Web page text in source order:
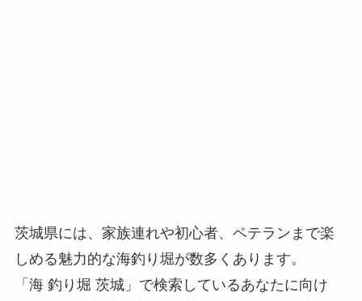
茨城県には、家族連れや初心者、ベテランまで楽
しめる魅力的な海釣り堀が数多くあります。
「海 釣り堀 茨城」で検索しているあなたに向け